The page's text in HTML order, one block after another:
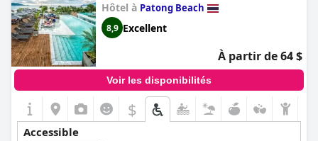
Hôtel à Patong Beach
8,9 Excellent
À partir de 64 $
Voir les disponibilités
$
Accessible